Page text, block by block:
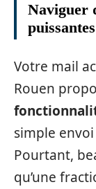
Naviguer
puissantes
Votre mail
Rouen
simple
Pourtant,
qu’une